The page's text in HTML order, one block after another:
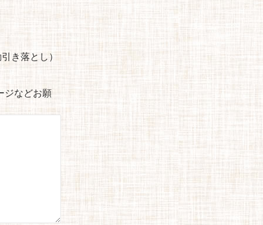
き落とし）
ジなどお願